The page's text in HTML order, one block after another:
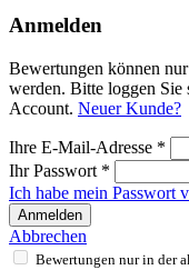
Anmelden
Bewertungen können
werden. Bitte loggen Sie
Account. Neuer Kunde?
Ihre E-Mail-Adresse *
Ihr Passwort *
Ich habe mein Passwort
Anmelden
Abbrechen
Bewertungen nur in der